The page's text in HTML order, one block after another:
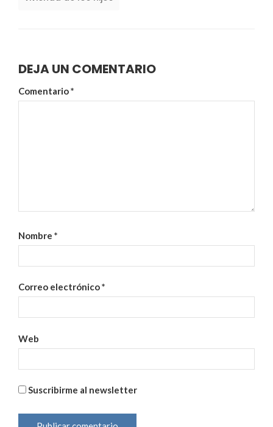
DEJA UN COMENTARIO
Comentario*
Nombre *
Correo electrónico*
Web
Suscribirme al newsletter